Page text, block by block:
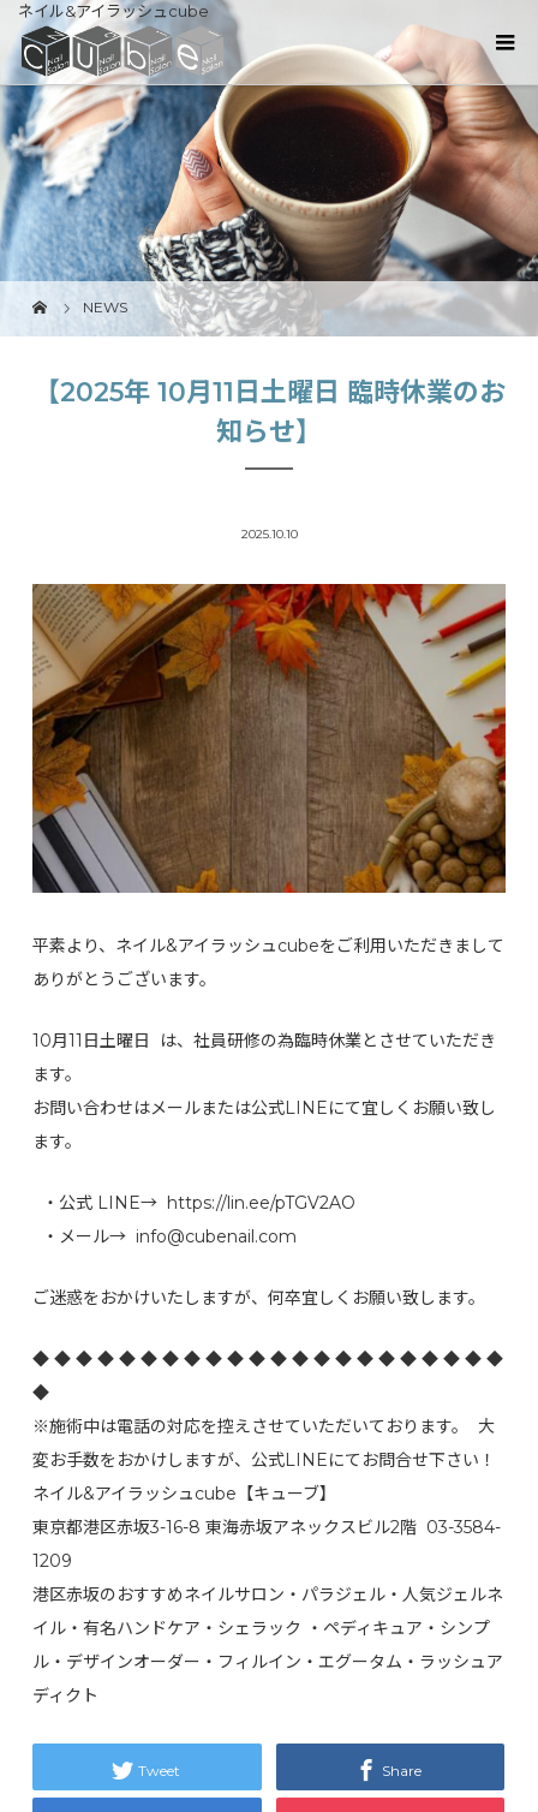
ネイル&アイラッシュcube
NEWS
【2025年 10月11日土曜日 臨時休業のお
知らせ】
2025.10.10
平素より、ネイル&アイラッシュcubeをご利用いただきまして
ありがとうございます。
10月11日土曜日 は、社員研修の為臨時休業とさせていただき
ます。
お問い合わせはメールまたは公式LINEにて宜しくお願い致し
ます。
・公式 LINE→ https://lin.ee/pTGV2AO
・メール→ info@cubenail.com
ご迷惑をおかけいたしますが、何卒宜しくお願い致します。
◆ ◆ ◆ ◆ ◆ ◆ ◆ ◆ ◆ ◆ ◆ ◆ ◆ ◆ ◆ ◆ ◆ ◆ ◆ ◆ ◆ ◆
◆
※施術中は電話の対応を控えさせていただいております。 大
変お手数をおかけしますが、公式LINEにてお問合せ下さい！
ネイル&アイラッシュcube【キューブ】
東京都港区赤坂3-16-8 東海赤坂アネックスビル2階 03-3584-
1209
港区赤坂のおすすめネイルサロン・パラジェル・人気ジェルネ
イル・有名ハンドケア・シェラック ・ペディキュア・シンプ
ル・デザインオーダー・フィルイン・エグータム・ラッシュア
ディクト
Tweet Share